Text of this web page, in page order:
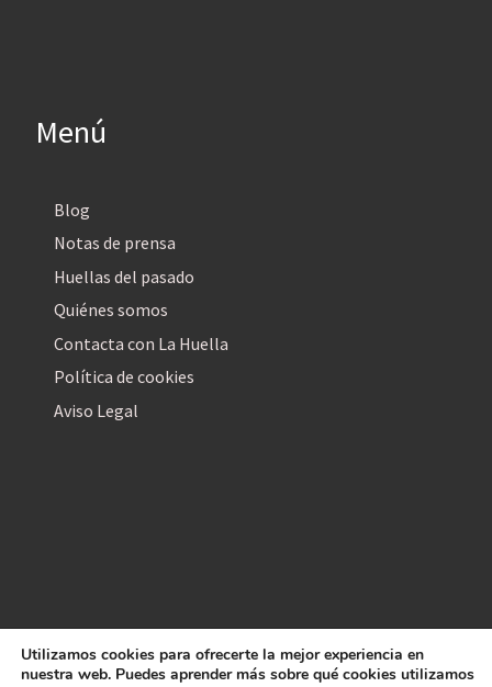
Menú
Blog
Notas de prensa
Huellas del pasado
Quiénes somos
Contacta con La Huella
Política de cookies
Aviso Legal
© 2026La Huella Digital– Todos los derechos reservados
Utilizamos cookies para ofrecerte la mejor experiencia en
nuestra web. Puedes aprender más sobre qué cookies utilizamos